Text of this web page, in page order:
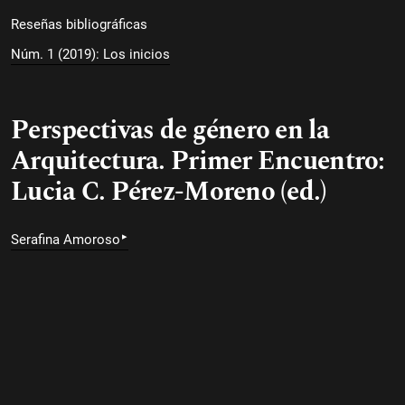
Reseñas bibliográficas
Núm. 1 (2019): Los inicios
Perspectivas de género en la
Arquitectura. Primer Encuentro:
Lucia C. Pérez-Moreno (ed.)
Serafina Amoroso ▸